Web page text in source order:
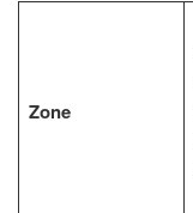
Zone